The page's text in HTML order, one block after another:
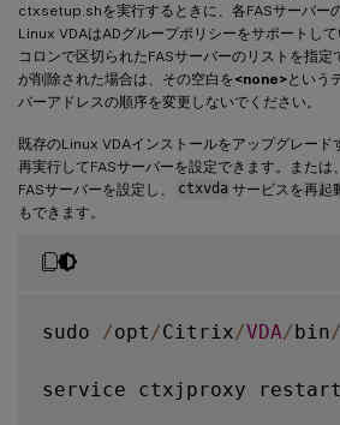
ctxsetup.shを実行するときに、各FASサーバー
Linux VDAはADグループポリシーをサポートし
コロンで区切られたFASサーバーのリストを指定
が削除された場合は、その空白を<none>という
バーアドレスの順序を変更しないでください。
既存のLinux VDAインストールをアップグレード
再実行してFASサーバーを設定できます。または
FASサーバーを設定し、
ctxvda サービスを再起
もできます。
sudo /opt /Citrix/VDA/bin/
service ctxjproxy restart